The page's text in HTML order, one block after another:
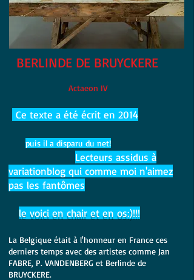
BERLINDE DE BRUYCKERE
Actaeon IV
Ce texte a été écrit en 2014
puis il a disparu du net!
Lecteurs assidus à
variationblog qui comme moi n'aimez
pas les fantômes
le voici en chair et en os:)!!!
La Belgique était à l'honneur en France ces
derniers temps avec des artistes comme Jan
FABRE, P. VANDENBERG et Berlinde de
BRUYCKERE.